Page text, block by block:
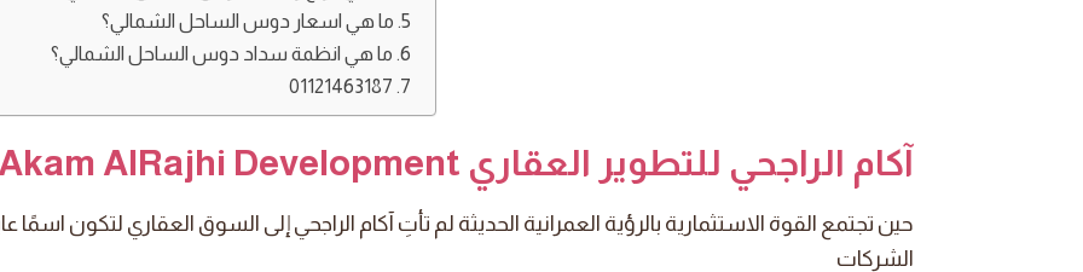
ما هي اسعار دوس الساحل الشمالي؟
ما هي انظمة سداد دوس الساحل الشمالي؟
01121463187
آكام الراجحي للتطوير العقاري Akam AlRajhi Development
حين تجتمع القوة الاستثمارية بالرؤية العمرانية الحديثة لم تأتِ آكام الراجحي إلى السوق العقاري لتكون اسمًا
الشركات